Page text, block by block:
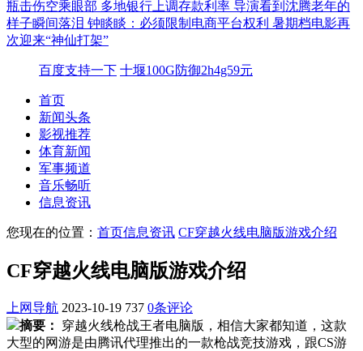
瓶击伤空乘眼部 多地银行上调存款利率 导演看到沈腾老年的
样子瞬间落泪 钟睒睒：必须限制电商平台权利 暑期档电影再
次迎来“神仙打架”
百度支持一下 十堰100G防御2h4g59元
首页
新闻头条
影视推荐
体育新闻
军事频道
音乐畅听
信息资讯
您现在的位置： 首页信息资讯 CF穿越火线电脑版游戏介绍
CF穿越火线电脑版游戏介绍
上网导航 2023-10-19 737 0条评论
摘要：
穿越火线枪战王者电脑版，相信大家都知道，这款
大型的网游是由腾讯代理推出的一款枪战竞技游戏，跟CS游